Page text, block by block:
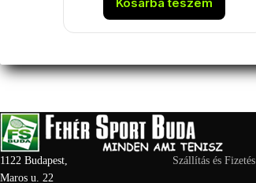
1122 Budapest,
Maros u. 22
Szállítás és Fizetés